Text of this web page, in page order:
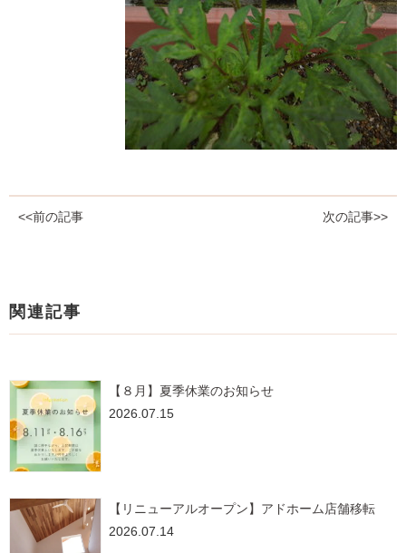
<<前の記事 次の記事>>
関連記事
【８月】夏季休業のお知らせ
2026.07.15
【リニューアルオープン】アドホーム店舗移転
2026.07.14